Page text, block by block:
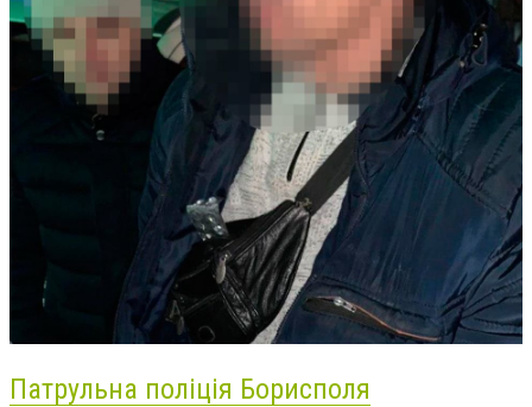
Патрульна поліція Борисполя